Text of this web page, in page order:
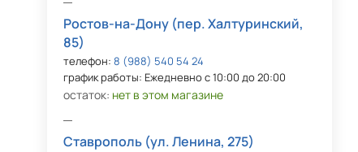
Ростов-на-Дону (пер. Халтуринский,
85)
телефон:8 (988) 540 54 24
график работы: Ежедневно с 10:00 до 20:00
остаток: нет в этом магазине
Ставрополь (ул. Ленина, 275)